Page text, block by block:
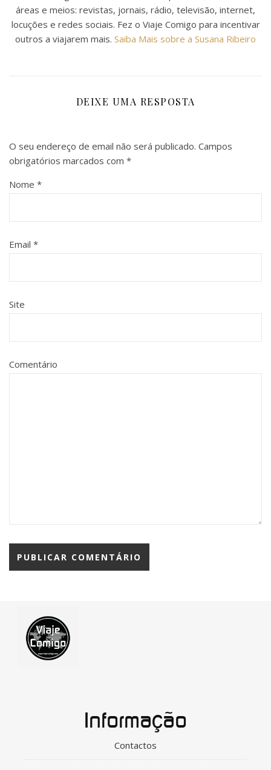
áreas e meios: revistas, jornais, rádio, televisão, internet,
locuções e redes sociais. Fez o Viaje Comigo para incentivar
outros a viajarem mais. Saiba Mais sobre a Susana Ribeiro
DEIXE UMA RESPOSTA
O seu endereço de email não será publicado. Campos
obrigatórios marcados com *
Nome *
Email *
Site
Comentário
Informação
Contactos